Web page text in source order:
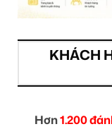
KHÁCH
Hơn1.200